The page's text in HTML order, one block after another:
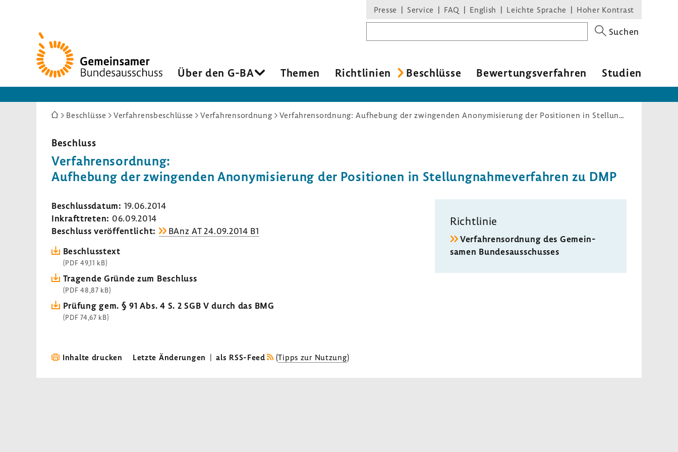
Zur
Startseite
Presse Service FAQ English Leichte Sprache Hoher Kontrast
Suchen
Über den G-BA Themen Richt­li­nien Beschlüsse Bewer­tungs­ver­fahren Studien
Sie
hier:
Beschlüsse Verfahrensbeschlüsse Verfahrensordnung Verfahrensordnung: Aufhebung der zwingenden Anonymisierung der Positionen in Stellungnahmeverfahren zu DMP
Beschluss
Verfah­rens­ord­nung:
Aufhe­bung der zwin­genden Anony­mi­sie­rung der Posi­tionen in Stel­lung­nah­me­ver­fahren zu DMP
Beschluss­datum: 19.06.2014
Inkraft­treten: 06.09.2014
Beschluss veröf­fent­licht:
BAnz AT 24.09.2014 B1
Beschluss­text
(PDF 49,11 kB)
Tragende Gründe zum Beschluss
(PDF 48,87 kB)
Prüfung gem. § 91 Abs. 4 S. 2 SGB V durch das BMG
(PDF 74,67 kB)
Richt­linie
Verfah­rens­ord­nung des Gemein­
samen Bundes­aus­schusses
Inhalte drucken Letzte Änderungen | als RSS-Feed (Tipps zur Nutzung)